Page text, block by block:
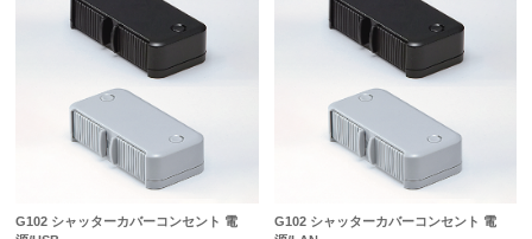
G102 シャッターカバーコンセント 電
G102 シャッターカバーコンセント 電